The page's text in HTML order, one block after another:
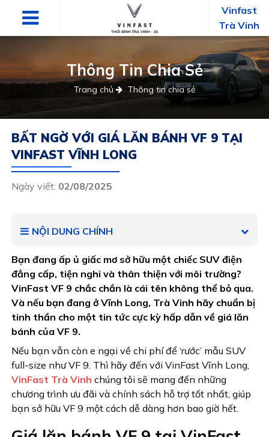
Vinfast
Trà Vinh
Thông Tin Chia Sẻ
Trang chủ Thông tin chia sẻ
BẤT NGỜ VỚI GIÁ LĂN BÁNH VF 9 TẠI
VINFAST VĨNH LONG
Ngày viết: 02/08/2025
NỘI DUNG CHÍNH
Bạn đang ấp ủ giấc mơ sở hữu một chiếc SUV điện
đẳng cấp, tiện nghi và thân thiện với môi trường?
VinFast VF 9 chắc chắn là cái tên không thể bỏ qua.
Và nếu bạn đang ở Vĩnh Long, Trà Vinh hãy chuẩn bị
tinh thần cho một tin tức cực kỳ hấp dẫn về giá lăn
bánh của VF 9.
Nếu bạn vẫn còn e ngại về chi phí để ‘rước’ mẫu SUV
full-size như VF 9. Thì hãy đến với VinFast Vĩnh Long,
VinFast Trà Vinh chúng tôi sẽ mang đến những
chương trình ưu đãi và chính sách hỗ trợ tốt nhất, giúp
bạn sở hữu VF 9 một cách dễ dàng hơn bao giờ hết.